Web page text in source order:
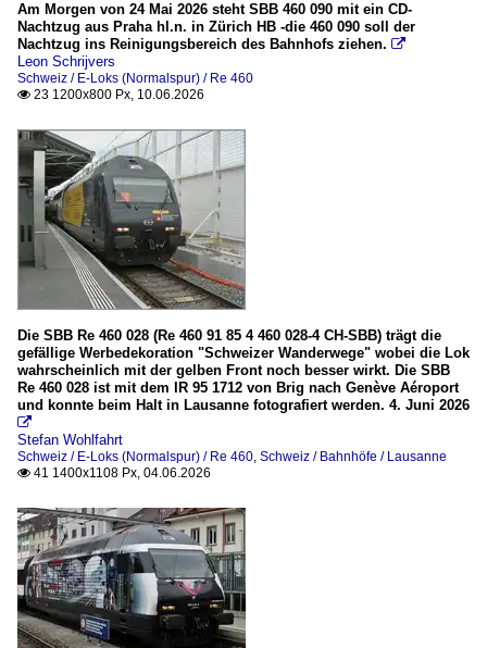
Domodossola
Dieselloks (Locomotori Diesel)
D.245
E-Loks (Locomotiva elettrica)
E.444
Schweiz
Bahnhochbauten
Brücken
Bahnhöfe
Airolo
Basel SBB
Brig
Göschenen
Interlaken Ost
Lausanne
Martigny (Martinach)
2010
2010
2011
2013
2014
2015
2016
2017
2018
2019
2020
2021
2023
2024
2025
2026
Am Morgen von 24 Mai 2026 steht SBB 460 090 mit ein CD-
Nachtzug aus Praha hl.n. in Zürich HB -die 460 090 soll der
Nachtzug ins Reinigungsbereich des Bahnhofs ziehen. 
Leon Schrijvers
Schweiz / E-Loks (Normalspur) / Re 460
 23 1200x800 Px, 10.06.2026
Die SBB Re 460 028 (Re 460 91 85 4 460 028-4 CH-SBB) trägt die
gefällige Werbedekoration "Schweizer Wanderwege" wobei die Lok
wahrscheinlich mit der gelben Front noch besser wirkt. Die SBB
Re 460 028 ist mit dem IR 95 1712 von Brig nach Genève Aéroport
und konnte beim Halt in Lausanne fotografiert werden. 4. Juni 2026

Stefan Wohlfahrt
Schweiz / E-Loks (Normalspur) / Re 460, Schweiz / Bahnhöfe / Lausanne
 41 1400x1108 Px, 04.06.2026